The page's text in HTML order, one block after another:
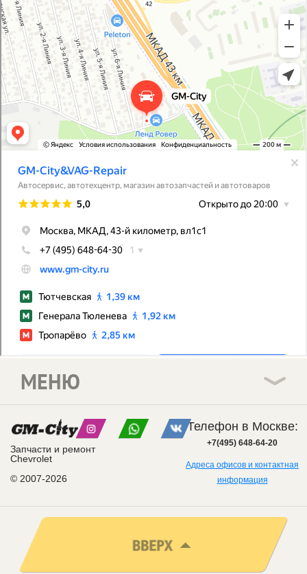
Запчасти и ремонт
Chevrolet
© 2007-2026
МЕНЮ
Телефон в Москве:
+7(495) 648-64-20
Адреса офисов и контактная
информация